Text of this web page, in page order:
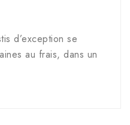
d’exception se
au frais, dans un